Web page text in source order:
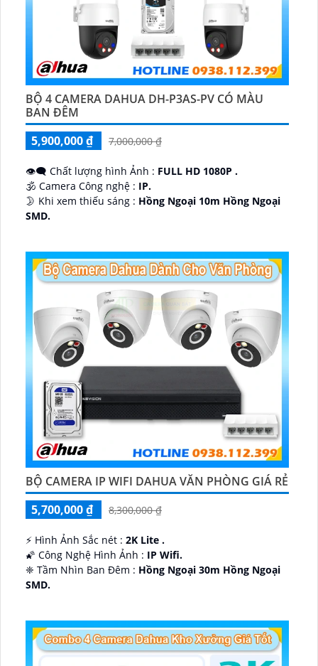
BỘ 4 CAMERA DAHUA DH-P3AS-PV CÓ MÀU
BAN ĐÊM
5,900,000 ₫
7,000,000 ₫
👁️‍🗨 Chất lượng hình Ảnh : FULL HD 1080P .
🕉️ Camera Công nghệ : IP.
🌛 Khi xem thiếu sáng : Hồng Ngoại 10m Hồng Ngoại
SMD.
BỘ CAMERA IP WIFI DAHUA VĂN PHÒNG GIÁ RẺ
5,700,000 ₫
8,300,000 ₫
️⚡ Hình Ảnh Sắc nét : 2K Lite .
🌠 Công Nghệ Hình Ảnh : IP Wifi.
❈ Tầm Nhìn Ban Đêm : Hồng Ngoại 30m Hồng Ngoại
SMD.